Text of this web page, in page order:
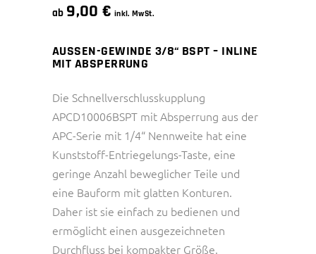
ab 9,00 € inkl. MwSt.
AUSSEN-GEWINDE 3/8“ BSPT – INLINE
MIT ABSPERRUNG
Die Schnellverschlusskupplung
APCD10006BSPT mit Absperrung aus der
APC-Serie mit 1/4“ Nennweite hat eine
Kunststoff-Entriegelungs-Taste, eine
geringe Anzahl beweglicher Teile und
eine Bauform mit glatten Konturen.
Daher ist sie einfach zu bedienen und
ermöglicht einen ausgezeichneten
Durchfluss bei kompakter Größe.